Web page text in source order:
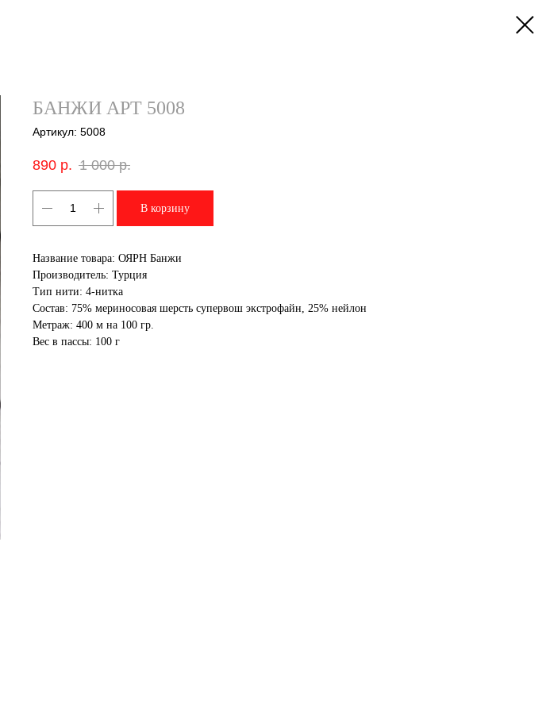
БАНЖИ АРТ 5008
Артикул: 5008
890 р. 1 000 р.
В корзину
Название товара: ОЯРН Банжи
Производитель: Турция
Тип нити: 4-нитка
Состав: 75% мериносовая шерсть супервош экстрофайн, 25% нейлон
Метраж: 400 м на 100 гр.
Вес в пассы: 100 г